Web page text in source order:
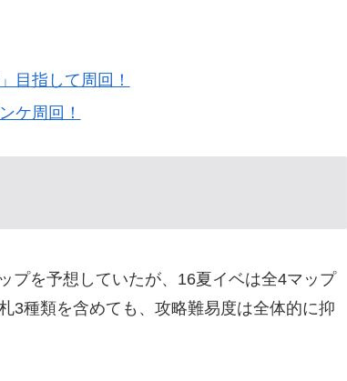
目指して周回！
ケ周回！
プを予想していたが、16夏イベは全4マップ
3種類を含めても、攻略難易度は全体的に抑